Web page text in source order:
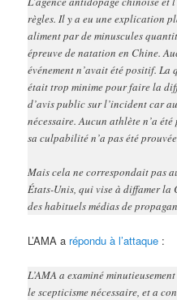
règles. Il y a eu une explication
aliment par de minuscules
épreuve de natation en Chine.
événement n’avait été positif. La
était trop minime pour faire la
d’avis public sur l’incident car
nécessaire. Aucun athlète n’a
sa culpabilité n’a pas été
Mais cela ne correspondait pas
États-Unis, qui vise à diffamer la
des habituels médias de
L’AMA a répondu à l’attaque :
L’AMA a examiné
le scepticisme nécessaire, et a